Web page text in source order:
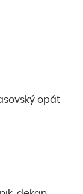
opát